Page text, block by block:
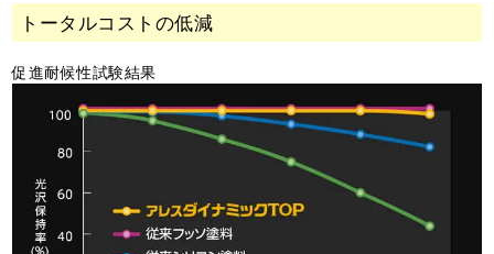
トータルコストの低減
促進耐候性試験結果